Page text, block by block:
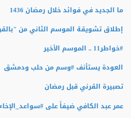
ما الجديد في فوائد خلال رمضان 1436
إطلاق تشويقة الموسم الثاني من
#‏خواطر11 .. الموسم الأخير
العودة يستأنف #وسم من حلب ودمشق
تصبيرة القرني قبل رمضان
عمر عبد الكافي ضيفاً على